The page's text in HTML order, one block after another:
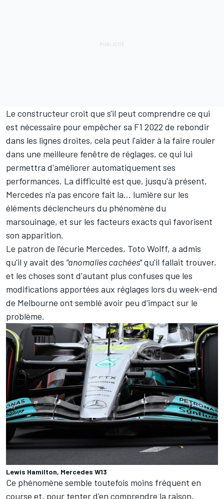
Le constructeur croit que s'il peut comprendre ce qui
est nécessaire pour empêcher sa F1 2022 de rebondir
dans les lignes droites, cela peut l'aider à la faire rouler
dans une meilleure fenêtre de réglages, ce qui lui
permettra d'améliorer automatiquement ses
performances. La difficulté est que, jusqu'à présent,
Mercedes n'a pas encore fait la... lumière sur les
éléments déclencheurs du phénomène du
marsouinage, et sur les facteurs exacts qui favorisent
son apparition.
Le patron de l'écurie Mercedes, Toto Wolff, a admis
qu'il y avait des "anomalies cachées"qu'il fallait trouver,
et les choses sont d'autant plus confuses que les
modifications apportées aux réglages lors du week-end
de Melbourne ont semblé avoir peu d'impact sur le
problème.
Lewis Hamilton, Mercedes W13
Ce phénomène semble toutefois moins fréquent en
course et, pour tenter d'en comprendre la raison,